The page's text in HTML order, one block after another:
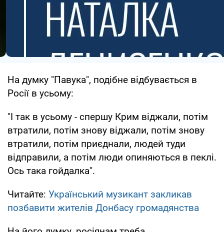
На думку "Павука", подібне відбувається в
Росії в усьому:
"І так в усьому - спершу Крим віджали, потім
втратили, потім знову віджали, потім знову
втратили, потім приєднали, людей туди
відправили, а потім люди опиняються в пеклі.
Ось така гойдалка".
Читайте: Український музикант закликав
позбавити жителів Донбасу громадянства